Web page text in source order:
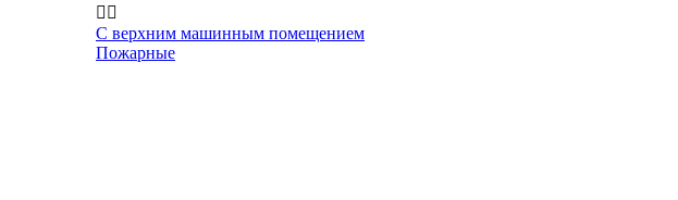
 
С верхним машинным помещением
Пожарные